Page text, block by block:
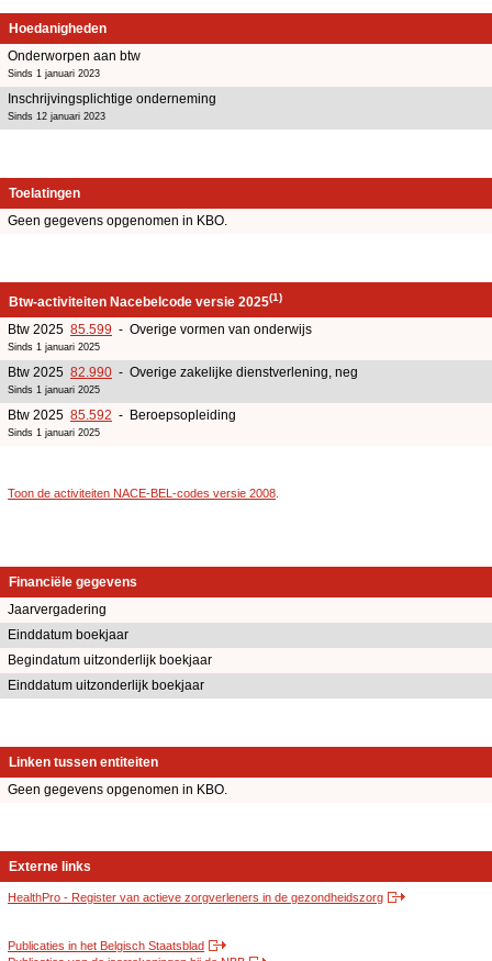
Hoedanigheden
Onderworpen aan btw
Sinds 1 januari 2023
Inschrijvingsplichtige onderneming
Sinds 12 januari 2023
Toelatingen
Geen gegevens opgenomen in KBO.
Btw-activiteiten Nacebelcode versie 2025(1)
Btw 2025 85.599 - Overige vormen van onderwijs
Sinds 1 januari 2025
Btw 2025 82.990 - Overige zakelijke dienstverlening, neg
Sinds 1 januari 2025
Btw 2025 85.592 - Beroepsopleiding
Sinds 1 januari 2025
Toon de activiteiten NACE-BEL-codes versie 2008
Financiële gegevens
Jaarvergadering
Einddatum boekjaar
Begindatum uitzonderlijk boekjaar
Einddatum uitzonderlijk boekjaar
Linken tussen entiteiten
Geen gegevens opgenomen in KBO.
Externe links
HealthPro - Register van actieve zorgverleners in de gezondheidszorg
Publicaties in het Belgisch Staatsblad